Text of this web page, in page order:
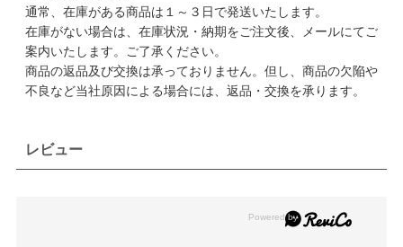
通常、在庫がある商品は１～３日で発送いたします。
在庫がない場合は、在庫状況・納期をご注文後、メールにてご
案内いたします。ご了承ください。
商品の返品及び交換は承っておりません。但し、商品の欠陥や
不良など当社原因による場合には、返品・交換を承ります。
レビュー